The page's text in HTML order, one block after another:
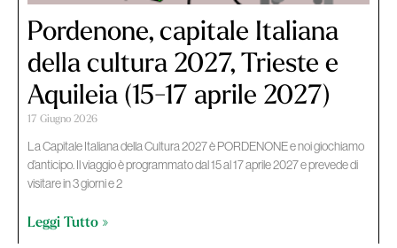
Pordenone, capitale Italiana
della cultura 2027, Trieste e
Aquileia (15-17 aprile 2027)
17 Giugno 2026
La Capitale Italiana della Cultura 2027 è PORDENONE e noi giochiamo
d’anticipo. Il viaggio è programmato dal 15 al 17 aprile 2027 e prevede di
visitare in 3 giorni e 2
Leggi Tutto »